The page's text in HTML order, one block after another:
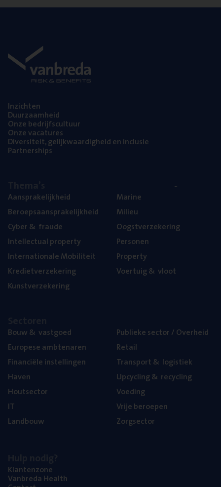
Inzich­ten
Duur­zaam­heid
Onze bedrijfs­cul­tuur
Onze vaca­tu­res
Diver­si­teit, gelijk­waar­dig­heid en inclusie
Part­ner­ships
Aan­spra­ke­lijk­heid
Beroeps­aan­spra­ke­lijk­heid
Cyber& fraude
Intel­lec­tu­al property
Inter­na­ti­o­na­le Mobiliteit
Kre­diet­ver­ze­ke­ring
Kunst­ver­ze­ke­ring
Mari­ne
Mili­eu
Oogst­ver­ze­ke­ring
Per­so­nen
Pro­per­ty
Voer­tuig& vloot
Bouw& vastgoed
Euro­pe­se ambtenaren
Finan­ci­ë­le instellingen
Haven
Hout­sec­tor
IT
Land­bouw
Publie­ke sec­tor / Overheid
Retail
Trans­port& logistiek
Upcy­cling& recycling
Voe­ding
Vrije beroe­pen
Zorg­sec­tor
Klan­ten­zo­ne
Van­b­re­da Health